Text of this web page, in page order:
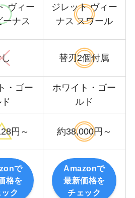
ヴィー
ーナス
ジレット ヴィー
ナス スワール
替刃2個付属
・ゴー
ホワイト・ゴー
ルド
円～ 約38,000円～
で
格を
ク
Amazonで
最新価格を
チェック